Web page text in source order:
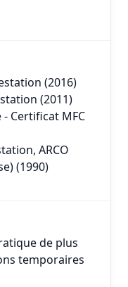
(2016)
(2011)
Certificat MFC
ARCO
(1990)
de plus
temporaires